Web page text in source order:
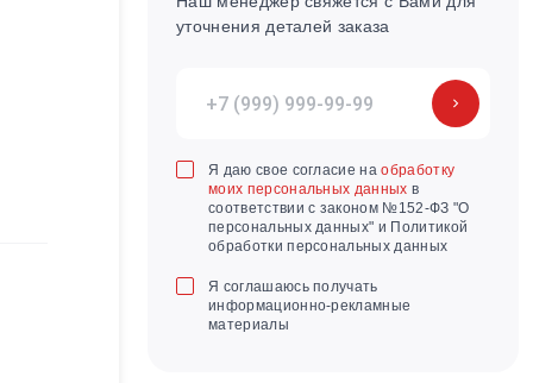
уточнения деталей заказа
Я даю свое согласие наобработку
моих персональных данных в
соответствии с законом №152-ФЗ "О
персональных данных" и Политикой
обработки персональных данных
Я соглашаюсь получать
информационно-рекламные
материалы